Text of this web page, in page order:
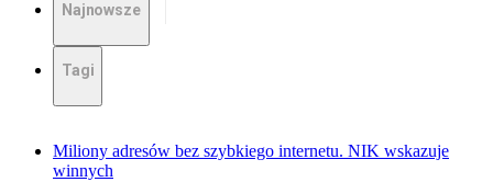
Najnowsze
Tagi
Miliony adresów bez szybkiego internetu. NIK wskazuje
winnych